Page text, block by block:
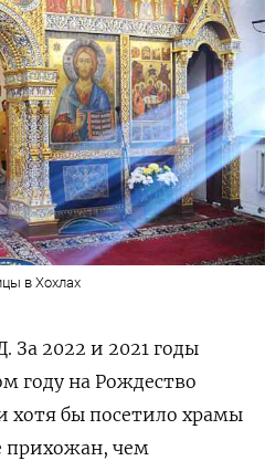
в Хохлах
За 2022 и 2021 годы
году на Рождество
хотя бы посетило храмы
прихожан, чем